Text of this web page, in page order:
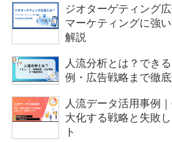
ジオターゲティング
マーケティングに強
解説
人流分析とは？でき
例・広告戦略まで徹
人流データ活用事例
大化する戦略と失敗
ト